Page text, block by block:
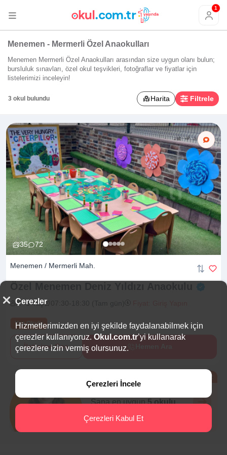
1
Menemen - Mermerli Özel Anaokulları
Menemen Mermerli Özel Anaokulları arasından size uygun olanı bulun;
bursluluk sınavları, özel okul teşvikleri, fotoğraflar ve fiyatlar için
listelerimizi inceleyin!
3 okul bulundu Harita Filtrele
35 72
Menemen / Mermerli Mah.
2 -6 Yaş
Yaz Okulu
İletişime Geç
Ücretsiz
Eğitim Danışmanı
Sana en uygun5 okulu
Çerezler
Hizmetlerimizden en iyi şekilde faydalanabilmek için
çerezler kullanıyoruz. Okul.com.tr’yi kullanarak
çerezlere izin vermiş olursunuz.
Çerezleri İncele
Çerezleri Kabul Et